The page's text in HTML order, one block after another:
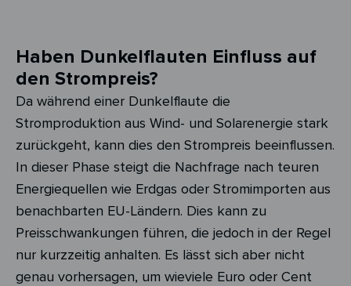
Haben Dunkelflauten Einfluss auf
den Strompreis?
Da während einer Dunkelflaute die
Stromproduktion aus Wind- und Solarenergie stark
zurückgeht, kann dies den Strompreis beeinflussen.
In dieser Phase steigt die Nachfrage nach teuren
Energiequellen wie Erdgas oder Stromimporten aus
benachbarten EU-Ländern. Dies kann zu
Preisschwankungen führen, die jedoch in der Regel
nur kurzzeitig anhalten. Es lässt sich aber nicht
genau vorhersagen, um wieviele Euro oder Cent